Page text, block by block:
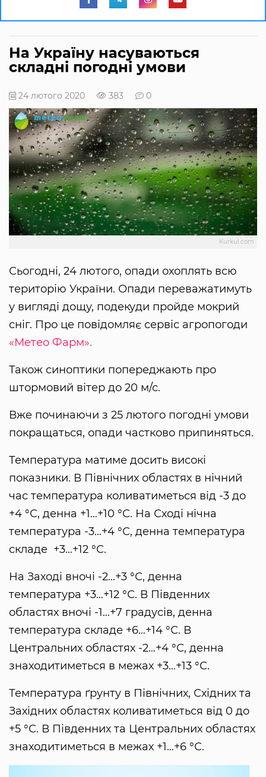
На Україну насуваються
складні погодні умови
24 лютого 2020 383 0
Kurkul.com
Сьогодні, 24 лютого, опади охоплять всю
територію України. Опади переважатимуть
у вигляді дощу, подекуди пройде мокрий
сніг. Про це повідомляє сервіс агропогоди
«Метео Фарм».
Також синоптики попереджають про
штормовий вітер до 20 м/с.
Вже починаючи з 25 лютого погодні умови
покращаться, опади частково припиняться.
Температура матиме досить високі
показники. В Північних областях в нічний
час температура коливатиметься від -3 до
+4 °С, денна +1…+10 °С. На Сході нічна
температура -3…+4 °С, денна температура
складе +3…+12 °С.
На Заході вночі -2…+3 °С, денна
температура +3…+12 °С. В Південних
областях вночі -1…+7 градусів, денна
температура складе +6…+14 °С. В
Центральних областях -2…+4 °С, денна
знаходитиметься в межах +3…+13 °С.
Температура ґрунту в Північних, Східних та
Західних областях коливатиметься від 0 до
+5 °С. В Південних та Центральних областях
знаходитиметься в межах +1…+6 °С.